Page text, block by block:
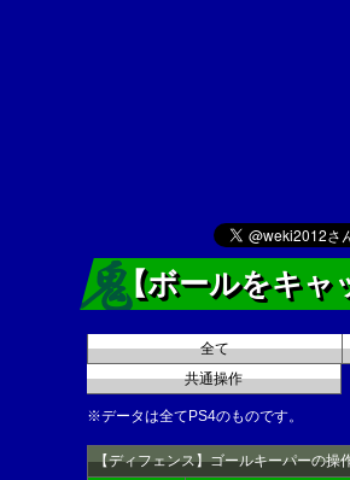
【ボールをキャ
全て
共通操作
※データは全てPS4のものです。
【ディフェンス】ゴールキーパーの操